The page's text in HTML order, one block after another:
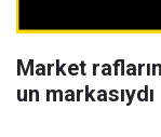
Market
un markasıydı